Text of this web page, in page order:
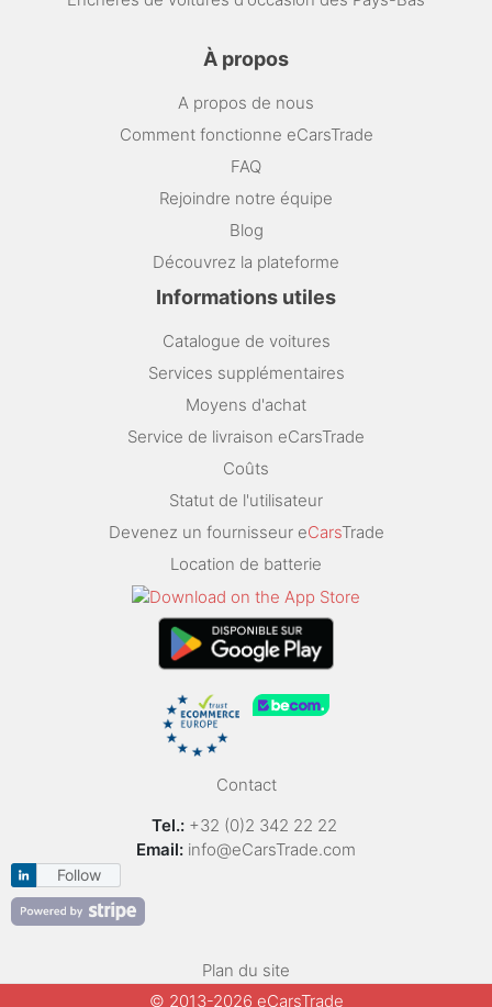
À propos
A propos de nous
Comment fonctionne eCarsTrade
FAQ
Rejoindre notre équipe
Blog
Découvrez la plateforme
Informations utiles
Catalogue de voitures
Services supplémentaires
Moyens d'achat
Service de livraison eCarsTrade
Coûts
Statut de l'utilisateur
Devenez un fournisseur eCarsTrade
Location de batterie
Contact
Tel.: +32 (0)2 342 22 22
Email: info@eCarsTrade.com
Follow
Plan du site
© 2013-2026 eCarsTrade